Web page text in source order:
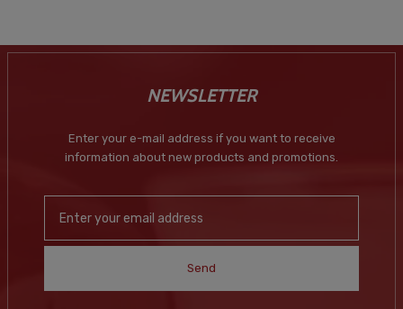
NEWSLETTER
Enter your e-mail address if you want to receive
information about new products and promotions.
Send